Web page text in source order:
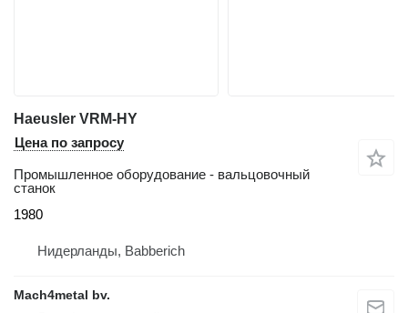
Haeusler VRM-HY
Цена по запросу
Промышленное оборудование - вальцовочный
станок
1980
Нидерланды, Babberich
Mach4metal bv.